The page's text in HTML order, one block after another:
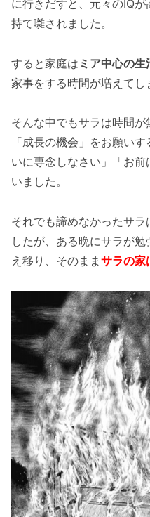
に行きだすと、元々のIQ
持て囃されました。
すると家庭は ミア中心の生
家事をする時間が増えてし
そんな中でもサラは時間
「成長の機会」をお願い
いに専念しなさい」「お
いました。
それでも諦めなかったサ
したが、ある晩にサラが
え移り、そのまま サラの家